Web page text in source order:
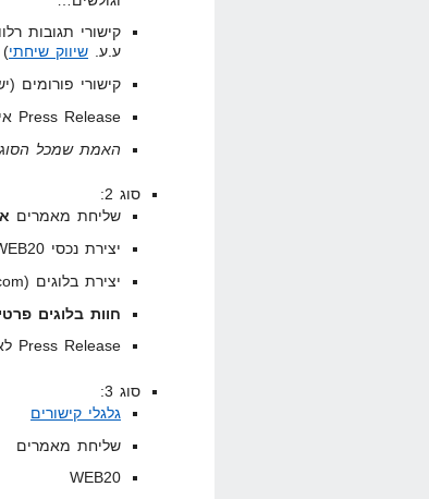
קישורי תגובות
ע.ע. שיווק שיחתי)
קישורי פורומים
Press Release איכותי כשמדובר באתר לבן ואמיתי. (יש המרות משם)
האמת שמכל
סוג 2:
שליחת מאמרים
יצירת נכסי WEB20
יצירת בלוגים (Blogspot, WordPress.com)
חוות בלוגים
Press Release לא מסופנן
סוג 3:
גלגלי קישורים
שליחת מאמרים
WEB20